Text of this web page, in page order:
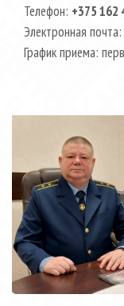
Телефон: +375 162
Электронная почта:
График приема: